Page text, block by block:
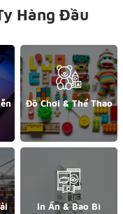
Hàng Đầu
Đồ Chơi & Thể Thao
In Ấn & Bao Bì